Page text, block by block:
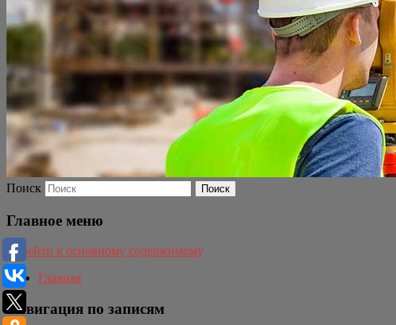
Поиск
Главное меню
Перейти к основному содержимому
Главная
Навигация по записям